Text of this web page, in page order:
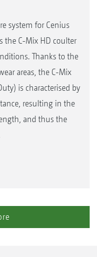
system for Cenius
the C-Mix HD coulter
Thanks to the
areas, the C-Mix
is characterised by
resulting in the
and thus the